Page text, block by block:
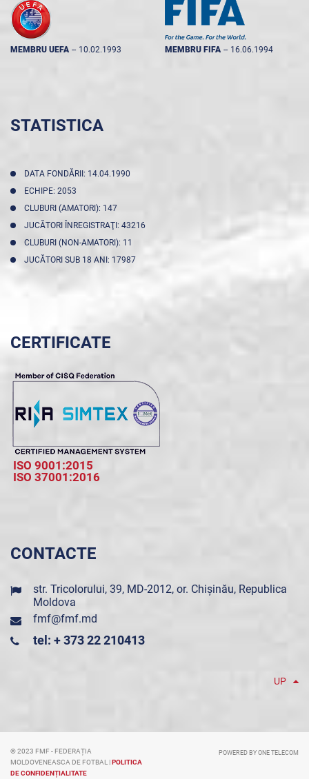
MEMBRU UEFA -- 10.02.1993 MEMBRU FIFA -- 16.06.1994
STATISTICA
DATA FONDĂRII: 14.04.1990
ECHIPE: 2053
CLUBURI (AMATORI): 147
JUCĂTORI ÎNREGISTRAŢI: 43216
CLUBURI (NON-AMATORI): 11
JUCĂTORI SUB 18 ANI: 17987
CERTIFICATE
ISO 9001:2015
ISO 37001:2016
CONTACTE
str. Tricolorului, 39, MD-2012, or. Chișinău, Republica
Moldova
fmf@fmf.md
tel: + 373 22 210413
UP
© 2023 FMF - FEDERAȚIA
MOLDOVENEASCA DE FOTBAL |POLITICA
DE CONFIDENȚIALITATE
POWERED BY ONE TELECOM